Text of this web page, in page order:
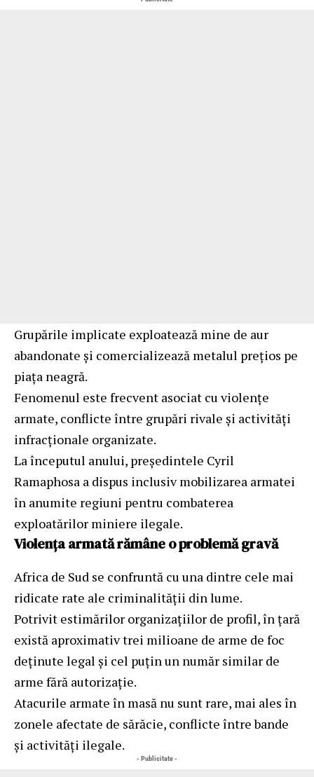
Grupările implicate exploatează mine de aur
abandonate și comercializează metalul prețios pe
piața neagră.
Fenomenul este frecvent asociat cu violențe
armate, conflicte între grupări rivale și activități
infracționale organizate.
La începutul anului, președintele Cyril
Ramaphosa a dispus inclusiv mobilizarea armatei
în anumite regiuni pentru combaterea
exploatărilor miniere ilegale.
Violența armată rămâne o problemă gravă
Africa de Sud se confruntă cu una dintre cele mai
ridicate rate ale criminalității din lume.
Potrivit estimărilor organizațiilor de profil, în țară
există aproximativ trei milioane de arme de foc
deținute legal și cel puțin un număr similar de
arme fără autorizație.
Atacurile armate în masă nu sunt rare, mai ales în
zonele afectate de sărăcie, conflicte între bande
și activități ilegale.
- Publicitate -